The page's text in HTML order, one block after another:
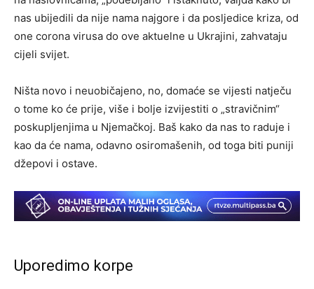
nas ubijedili da nije nama najgore i da posljedice kriza, od
one corona virusa do ove aktuelne u Ukrajini, zahvataju
cijeli svijet.
Ništa novo i neuobičajeno, no, domaće se vijesti natječu
o tome ko će prije, više i bolje izvijestiti o „stravičnim“
poskupljenjima u Njemačkoj. Baš kako da nas to raduje i
kao da će nama, odavno osiromašenih, od toga biti puniji
džepovi i ostave.
Uporedimo korpe